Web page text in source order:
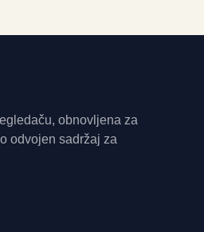
obnovljena za
odvojen sadržaj za